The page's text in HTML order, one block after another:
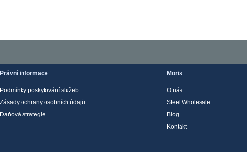
Právní informace
Podmínky poskytování služeb
Zásady ochrany osobních údajů
Daňová strategie
Moris
O nás
Steel Wholesale
Blog
Kontakt